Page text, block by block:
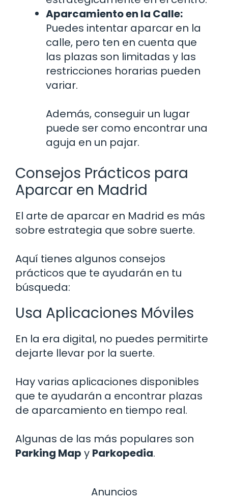
Aparcamiento en la Calle:
Puedes intentar aparcar en la
calle, pero ten en cuenta que
las plazas son limitadas y las
restricciones horarias pueden
variar.
Además, conseguir un lugar
puede ser como encontrar una
aguja en un pajar.
Consejos Prácticos para
Aparcar en Madrid
El arte de aparcar en Madrid es más
sobre estrategia que sobre suerte.
Aquí tienes algunos consejos
prácticos que te ayudarán en tu
búsqueda:
Usa Aplicaciones Móviles
En la era digital, no puedes permitirte
dejarte llevar por la suerte.
Hay varias aplicaciones disponibles
que te ayudarán a encontrar plazas
de aparcamiento en tiempo real.
Algunas de las más populares son
Parking Map y Parkopedia.
Anuncios